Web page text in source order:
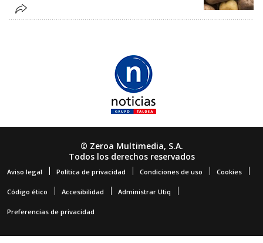
© Zeroa Multimedia, S.A.
Todos los derechos reservados
Aviso legal Política de privacidad Condiciones de uso Cookies
Código ético Accesibilidad Administrar Utiq
Preferencias de privacidad